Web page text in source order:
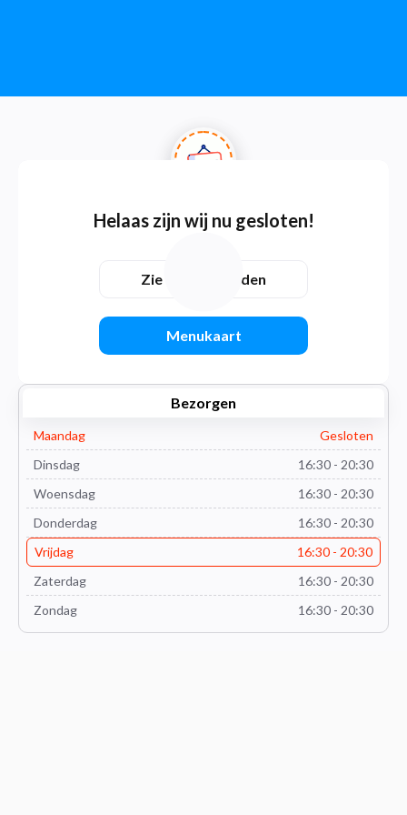
Helaas zijn wij nu gesloten!
Zie openingstijden
Menukaart
Bezorgen
Maandag
Gesloten
Dinsdag
16:30 - 20:30
Woensdag
16:30 - 20:30
Donderdag
16:30 - 20:30
Vrijdag
16:30 - 20:30
Zaterdag
16:30 - 20:30
Zondag
16:30 - 20:30